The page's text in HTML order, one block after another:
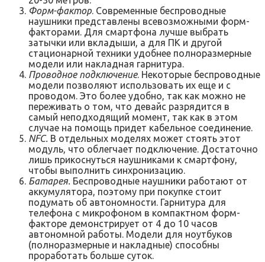
Форм-фактор. Современные беспроводные
наушники представлены всевозможными форм-
факторами. Для смартфона лучше выбрать
затычки или вкладыши, а для ПК и другой
стационарной техники удобнее полноразмерные
модели или накладная гарнитура.
Проводное подключение. Некоторые беспроводные
модели позволяют использовать их еще и с
проводом. Это более удобно, так как можно не
переживать о том, что девайс разрядится в
самый неподходящий момент, так как в этом
случае на помощь придет кабельное соединение.
NFC. В отдельных моделях может стоять этот
модуль, что облегчает подключение. Достаточно
лишь прикоснуться наушниками к смартфону,
чтобы выполнить синхронизацию.
Батарея. Беспроводные наушники работают от
аккумулятора, поэтому при покупке стоит
подумать об автономности. Гарнитура для
телефона с микрофоном в компактном форм-
факторе демонстрирует от 4 до 10 часов
автономной работы. Модели для ноутбуков
(полноразмерные и накладные) способны
проработать больше суток.